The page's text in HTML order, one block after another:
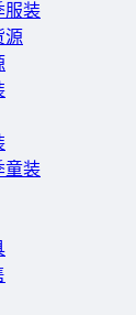
服装
源
童装